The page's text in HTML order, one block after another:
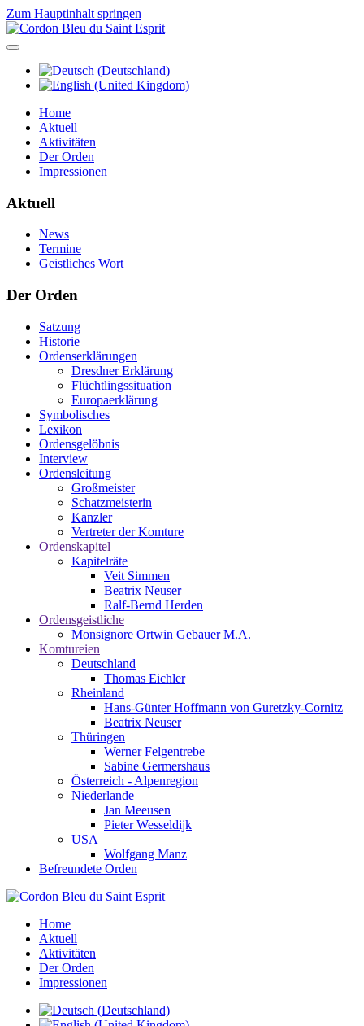
Zum Hauptinhalt springen
Home
Aktuell
Aktivitäten
Der Orden
Impressionen
Aktuell
News
Termine
Geistliches Wort
Der Orden
Satzung
Historie
Ordenserklärungen
Dresdner Erklärung
Flüchtlingssituation
Europaerklärung
Symbolisches
Lexikon
Ordensgelöbnis
Interview
Ordensleitung
Großmeister
Schatzmeisterin
Kanzler
Vertreter der Komture
Ordenskapitel
Kapitelräte
Veit Simmen
Beatrix Neuser
Ralf-Bernd Herden
Ordensgeistliche
Monsignore Ortwin Gebauer M.A.
Komtureien
Deutschland
Thomas Eichler
Rheinland
Hans-Günter Hoffmann von Guretzky-Cornitz
Beatrix Neuser
Thüringen
Werner Felgentrebe
Sabine Germershaus
Österreich - Alpenregion
Niederlande
Jan Meeusen
Pieter Wesseldijk
USA
Wolfgang Manz
Befreundete Orden
Home
Aktuell
Aktivitäten
Der Orden
Impressionen